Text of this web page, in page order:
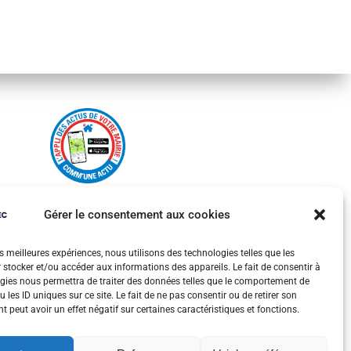
Gérer le consentement aux cookies
meilleures expériences, nous utilisons des technologies telles que les
stocker et/ou accéder aux informations des appareils. Le fait de consentir à
nous permettra de traiter des données telles que le comportement de
les ID uniques sur ce site. Le fait de ne pas consentir ou de retirer son
peut avoir un effet négatif sur certaines caractéristiques et fonctions.